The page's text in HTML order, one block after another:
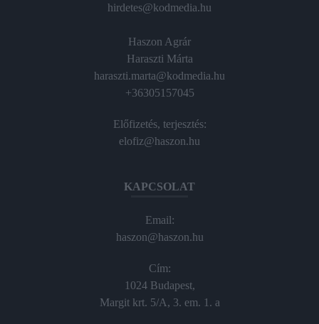
hirdetes@kodmedia.hu
Haszon Agrár
Haraszti Márta
haraszti.marta@kodmedia.hu
+36305157045
Előfizetés, terjesztés:
elofiz@haszon.hu
KAPCSOLAT
Email:
haszon@haszon.hu
Cím:
1024 Budapest,
Margit krt. 5/A, 3. em. 1. a